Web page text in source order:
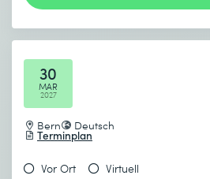
30
MAR
2027
Bern Deutsch
Terminplan
Vor Ort Virtuell